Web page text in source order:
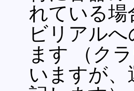
れている場
ビリアル
ます （ク
いますが